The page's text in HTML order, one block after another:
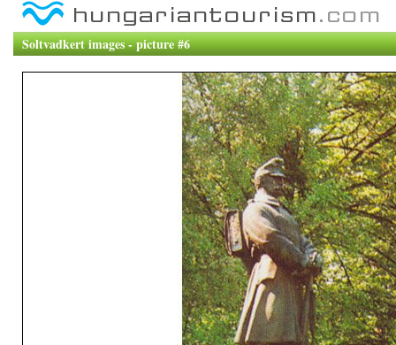
Soltvadkert images - picture #6